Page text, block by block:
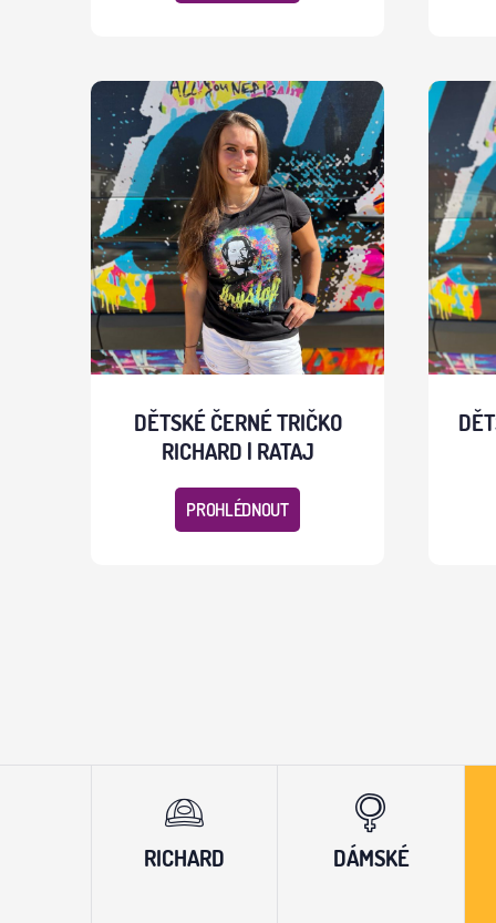
DĚTSKÉ ČERNÉ TRIČKO
RICHARD | RATAJ
PROHLÉDNOUT
RICHARD DÁMSKÉ